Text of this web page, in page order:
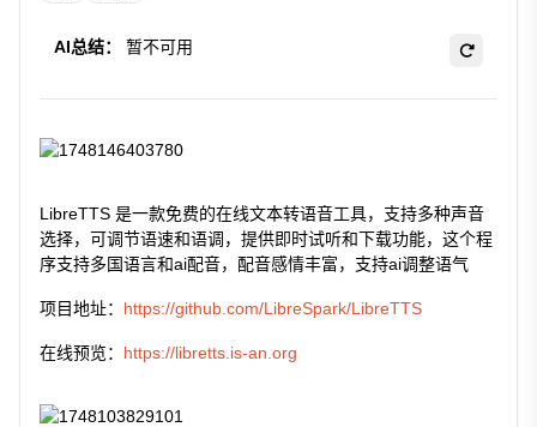
AI总结： 暂不可用
LibreTTS 是一款免费的在线文本转语音工具，支持多种声音
选择，可调节语速和语调，提供即时试听和下载功能，这个程
序支持多国语言和ai配音，配音感情丰富，支持ai调整语气
项目地址： https://github.com/LibreSpark/LibreTTS
在线预览： https://libretts.is-an.org